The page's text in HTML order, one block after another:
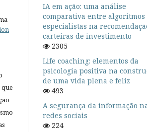
IA em ação: uma análise
comparativa entre algoritmos
especialistas na
carteiras de investimento
2305
Life coaching: elementos da
psicologia positiva na
de uma vida plena e feliz
493
A segurança da informação
redes sociais
224